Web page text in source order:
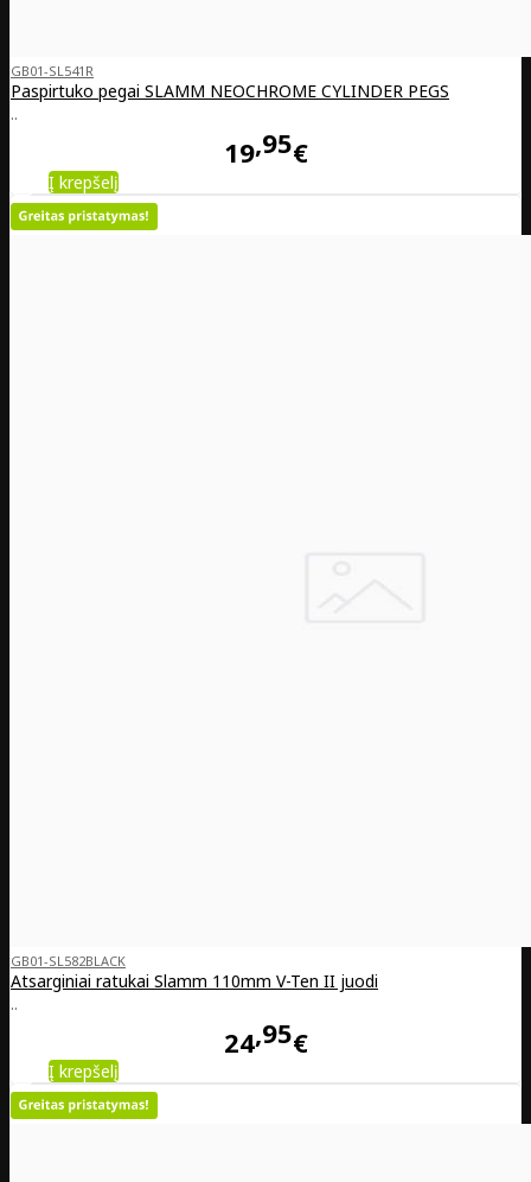
GB01-SL541R
Paspirtuko pegai SLAMM NEOCHROME CYLINDER PEGS
..
19 95€
Į krepšelį
GB01-SL582BLACK
Atsarginiai ratukai Slamm 110mm V-Ten II juodi
..
24 95€
Į krepšelį